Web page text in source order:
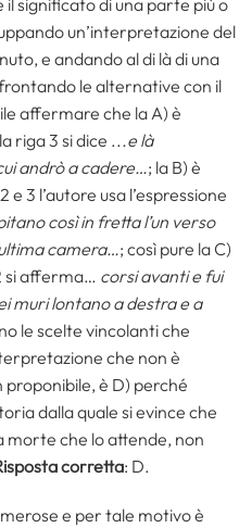
un’interpretazione del
e andando al di là di una
le alternative con il
affermare che la A) è
riga 3 si dice .. .e là
andrò a cadere…; la B) è
3 l’autore usa l’espressione
così in fretta l’un verso
camera…; così pure la C)
si afferma… corsi avanti e fui
muri lontano a destra e a
le scelte vincolanti che
che non è
è D) perché
dalla quale si evince che
morte che lo attende, non
corretta: D.
e per tale motivo è